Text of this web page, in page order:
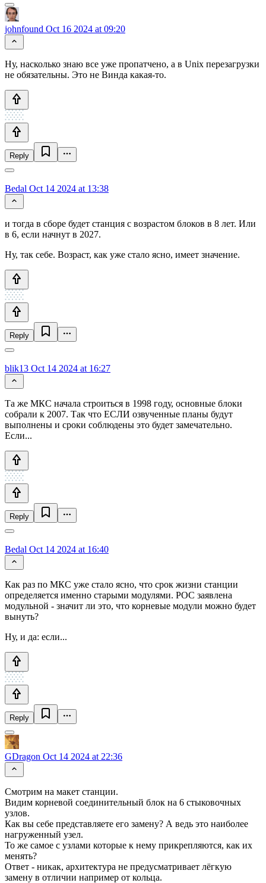
johnfound Oct 16 2024 at 09:20
Ну, насколько знаю все уже пропатчено, а в Unix перезагрузки
не обязательны. Это не Винда какая-то.
Reply
Bedal Oct 14 2024 at 13:38
и тогда в сборе будет станция с возрастом блоков в 8 лет. Или
в 6, если начнут в 2027.
Ну, так себе. Возраст, как уже стало ясно, имеет значение.
Reply
blik13 Oct 14 2024 at 16:27
Та же МКС начала строиться в 1998 году, основные блоки
собрали к 2007. Так что ЕСЛИ озвученные планы будут
выполнены и сроки соблюдены это будет замечательно.
Если...
Reply
Bedal Oct 14 2024 at 16:40
Как раз по МКС уже стало ясно, что срок жизни станции
определяется именно старыми модулями. РОС заявлена
модульной - значит ли это, что корневые модули можно будет
вынуть?
Ну, и да: если...
Reply
GDragon Oct 14 2024 at 22:36
Смотрим на макет станции.
Видим корневой соединительный блок на 6 стыковочных
узлов.
Как вы себе представляете его замену? А ведь это наиболее
нагруженный узел.
То же самое с узлами которые к нему прикрепляются, как их
менять?
Ответ - никак, архитектура не предусматривает лёгкую
замену в отличии например от кольца.